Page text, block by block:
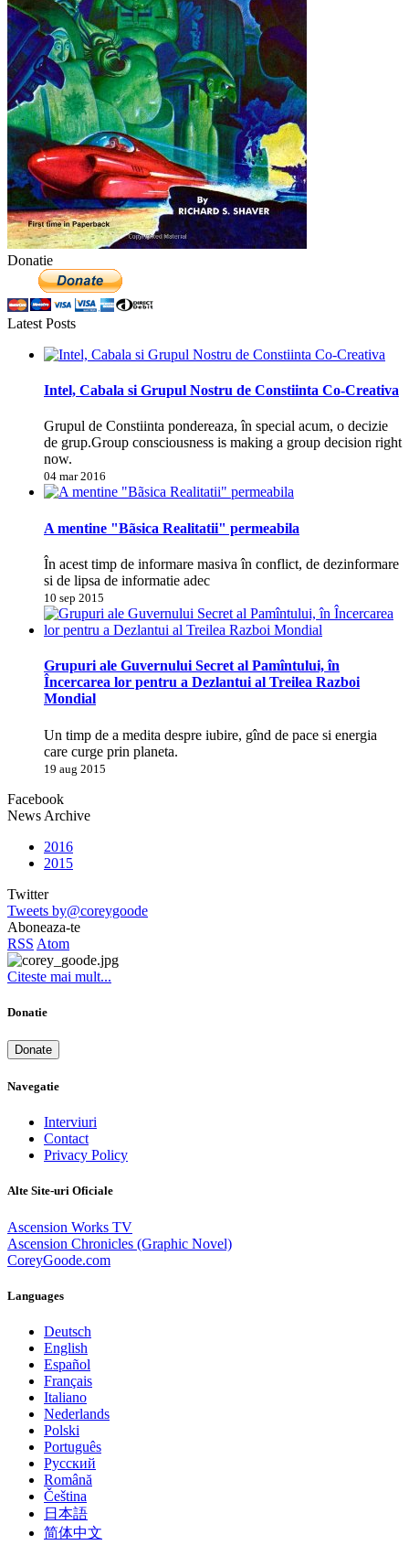
Donatie
Latest Posts
Intel, Cabala si Grupul Nostru de Constiinta Co-Creativa
Grupul de Constiinta pondereaza, în special acum, o decizie
de grup.Group consciousness is making a group decision right
now.
04 mar 2016
A mentine "Bãsica Realitatii" permeabila
În acest timp de informare masiva în conflict, de dezinformare
si de lipsa de informatie adec
10 sep 2015
Grupuri ale Guvernului Secret al Pamîntului, în
Încercarea lor pentru a Dezlantui al Treilea Razboi
Mondial
Un timp de a medita despre iubire, gînd de pace si energia
care curge prin planeta.
19 aug 2015
Facebook
News Archive
2016
2015
Twitter
Tweets by@coreygoode
Aboneaza-te
RSS Atom
Citeste mai mult...
Donatie
Donate
Navegatie
Interviuri
Contact
Privacy Policy
Alte Site-uri Oficiale
Ascension Works TV
Ascension Chronicles (Graphic Novel)
CoreyGoode.com
Languages
Deutsch
English
Español
Français
Italiano
Nederlands
Polski
Português
Pусский
Română
Čeština
日本語
简体中文